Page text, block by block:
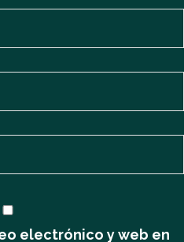
electrónico y web en